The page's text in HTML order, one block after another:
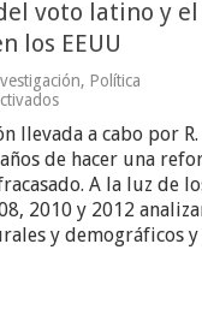
voto latino y
los EEUU
, Política
en
explosión
del
voto
latino
y
el
llevada a cabo por
de hacer una
A la luz de
2010 y 2012
y demográficos